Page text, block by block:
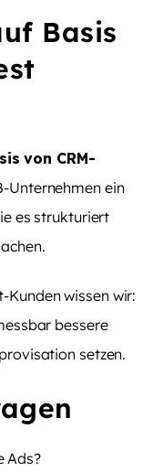
Basis
von CRM-
Unternehmen ein
es strukturiert
wissen wir:
bessere
setzen.
Ads?